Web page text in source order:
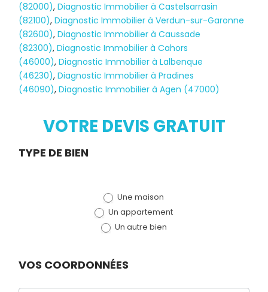
Diagnostic
TERMITES
(82000),Diagnostic Immobilier à Castelsarrasin
(82100),Diagnostic Immobilier à Verdun-sur-Garonne
(82600),Diagnostic Immobilier à Caussade
(82300),Diagnostic Immobilier à Cahors
(46000),Diagnostic Immobilier à Lalbenque
(46230),Diagnostic Immobilier à Pradines
(46090),Diagnostic Immobilier à Agen (47000)
VOTRE DEVIS GRATUIT
Demande
TYPE DE BIEN
Une maison
Un appartement
Un autre bien
VOS COORDONNÉES